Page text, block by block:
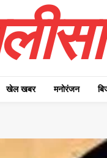
खेल खबर मनोरंजन